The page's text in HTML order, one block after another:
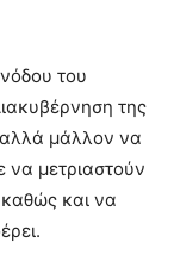
του
της
αλλά μάλλον να
να μετριαστούν
καθώς και να